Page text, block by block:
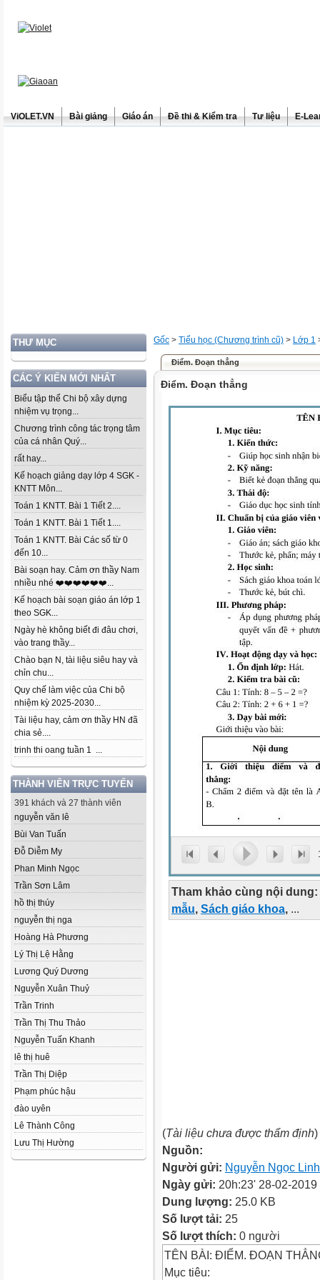
ViOLET.VN Bài giảng Giáo án Đề thi & Kiểm tra Tư liệu E-
THƯ MỤC
CÁC Ý KIẾN MỚI NHẤT
Biểu tập thể Chi bộ xây dựng
nhiệm vụ trọng...
Chương trình công tác trọng tâm
của cá nhân Quý...
rất hay...
Kế hoạch giảng dạy lớp 4 SGK -
KNTT Môn...
Toán 1 KNTT. Bài 1 Tiết 2....
Toán 1 KNTT. Bài 1 Tiết 1....
Toán 1 KNTT. Bài Các số từ 0
đến 10...
Bài soạn hay. Cảm ơn thầy Nam
nhiều nhé ❤️❤️❤️❤️❤️❤️...
Kế hoạch bài soạn giáo án lớp 1
theo SGK...
Ngày hè không biết đi đâu chơi,
vào trang thầy...
Chào bạn N, tài liệu siêu hay và
chỉn chu...
Quy chế làm việc của Chi bộ
nhiệm kỳ 2025-2030...
Tài liệu hay, cảm ơn thầy HN đã
chia sẻ....
trinh thi oang tuần 1 ...
THÀNH VIÊN TRỰC TUYẾN
391 khách và 27 thành viên
nguyễn văn lê
Bùi Van Tuấn
Đỗ Diễm My
Phan Minh Ngọc
Trần Sơn Lâm
hồ thị thúy
nguyễn thị nga
Hoàng Hà Phương
Lý Thị Lệ Hằng
Lương Quý Dương
Nguyễn Xuân Thuỷ
Trần Trinh
Trần Thị Thu Thảo
Nguyễn Tuấn Khanh
lê thị huê
Trần Thị Diệp
Phạm phúc hậu
đào uyên
Lê Thành Công
Lưu Thị Hường
Gốc > Tiểu học (Chương trình cũ) > Lớp 1
Điểm. Đoạn thẳng
Điểm. Đoạn thẳng
Tham khảo cùng nội dung:
mẫu, Sách giáo khoa, ...
(Tài liệu chưa được thẩm định)
Nguồn:
Người gửi: Nguyễn Ngọc
Ngày gửi: 20h:23' 28-02-2019
Dung lượng: 25.0 KB
Số lượt tải: 25
Số lượt thích: 0 người
TÊN BÀI: ĐIỂM. ĐOẠN
Mục tiêu: